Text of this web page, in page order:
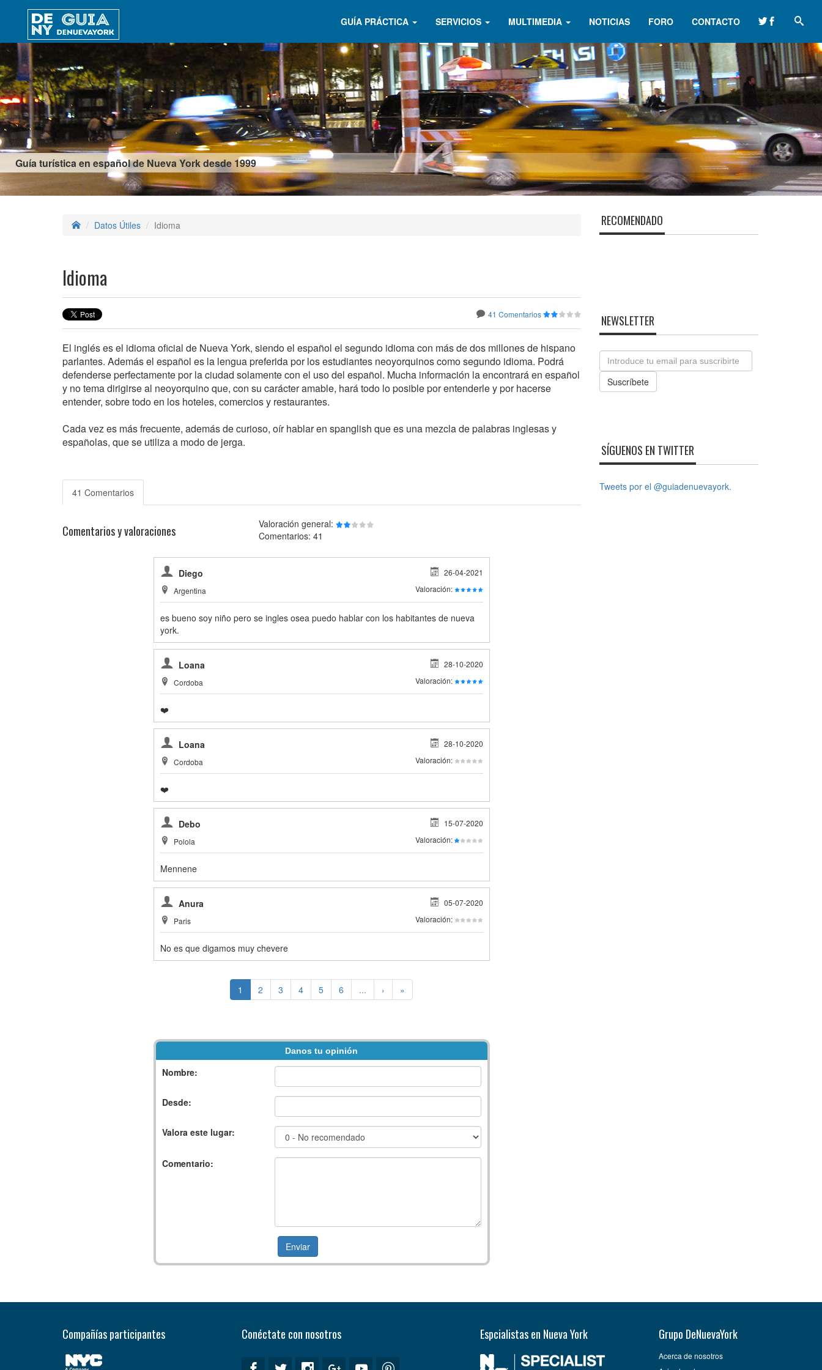
Guía turística en español de Nueva York desde 1999
GUÍA PRÁCTICA SERVICIOS MULTIMEDIA NOTICIAS FORO CONTACTO
Datos Útiles Idioma
Idioma
41 Comentarios
El inglés es el idioma oficial de Nueva York, siendo el español el segundo idioma con más de dos millones de hispano
parlantes. Además el español es la lengua preferida por los estudiantes neoyorquinos como segundo idioma. Podrá
defenderse perfectamente por la ciudad solamente con el uso del español. Mucha información la encontrará en español
y no tema dirigirse al neoyorquino que, con su carácter amable, hará todo lo posible por entenderle y por hacerse
entender, sobre todo en los hoteles, comercios y restaurantes.
Cada vez es más frecuente, además de curioso, oír hablar en spanglish que es una mezcla de palabras inglesas y
españolas, que se utiliza a modo de jerga.
41 Comentarios
Comentarios y valoraciones
Valoración general:
Comentarios: 41
Diego
Argentina
26-04-2021
Valoración:
es bueno soy niño pero se ingles osea puedo hablar con los habitantes de nueva
york.
Loana
Cordoba
28-10-2020
Valoración:
❤️
Loana
Cordoba
28-10-2020
Valoración:
❤️
Debo
Polola
15-07-2020
Valoración:
Mennene
Anura
Paris
05-07-2020
Valoración:
No es que digamos muy chevere
1 2 3 4 5 6 ... › »
Danos tu opinión
Nombre:
Desde:
Valora este lugar:
Comentario:
RECOMENDADO
NEWSLETTER
Email
Suscríbete
SÍGUENOS EN TWITTER
Tweets por el @guiadenuevayork.
Compañías participantes Conéctate con nosotros Espcialistas en Nueva York Grupo DeNuevaYork
Acerca de nosotros